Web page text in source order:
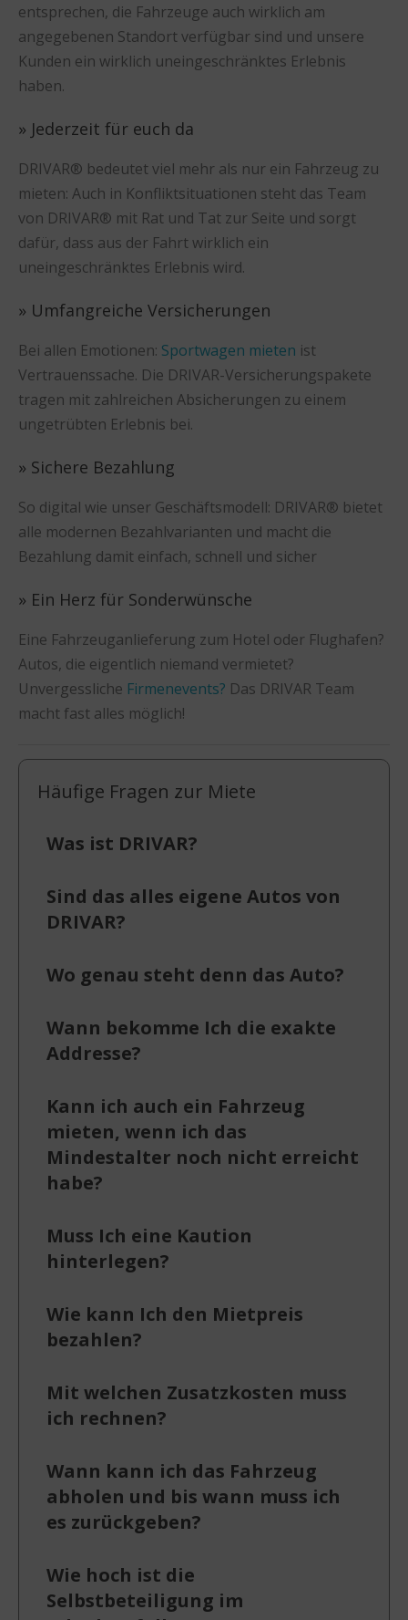
entsprechen, die Fahrzeuge auch wirklich am
angegebenen Standort verfügbar sind und unsere
Kunden ein wirklich uneingeschränktes Erlebnis
haben.
» Jederzeit für euch da
DRIVAR® bedeutet viel mehr als nur ein Fahrzeug zu
mieten: Auch in Konfliktsituationen steht das Team
von DRIVAR® mit Rat und Tat zur Seite und sorgt
dafür, dass aus der Fahrt wirklich ein
uneingeschränktes Erlebnis wird.
» Umfangreiche Versicherungen
Bei allen Emotionen: Sportwagen mieten ist
Vertrauenssache. Die DRIVAR-Versicherungspakete
tragen mit zahlreichen Absicherungen zu einem
ungetrübten Erlebnis bei.
» Sichere Bezahlung
So digital wie unser Geschäftsmodell: DRIVAR® bietet
alle modernen Bezahlvarianten und macht die
Bezahlung damit einfach, schnell und sicher
» Ein Herz für Sonderwünsche
Eine Fahrzeuganlieferung zum Hotel oder Flughafen?
Autos, die eigentlich niemand vermietet?
Unvergessliche Firmenevents? Das DRIVAR Team
macht fast alles möglich!
Häufige Fragen zur Miete
Was ist DRIVAR?
Sind das alles eigene Autos von
DRIVAR?
Wo genau steht denn das Auto?
Wann bekomme Ich die exakte
Addresse?
Kann ich auch ein Fahrzeug
mieten, wenn ich das
Mindestalter noch nicht erreicht
habe?
Muss Ich eine Kaution
hinterlegen?
Wie kann Ich den Mietpreis
bezahlen?
Mit welchen Zusatzkosten muss
ich rechnen?
Wann kann ich das Fahrzeug
abholen und bis wann muss ich
es zurückgeben?
Wie hoch ist die
Selbstbeteiligung im